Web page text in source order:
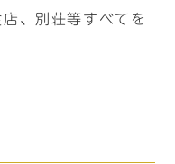
、別荘等すべてを